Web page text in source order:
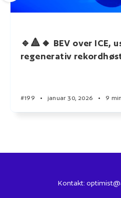
🔹🔺🔸 BEV over ICE,
regenerativ
#199 • januar 30, 2026 • 9
Kontakt: